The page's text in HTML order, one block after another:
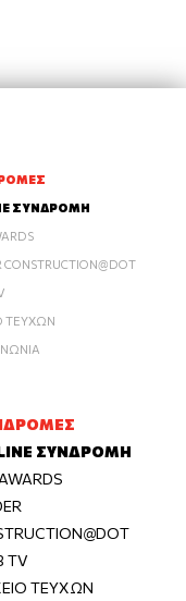
ΣΥΝΔΡΟΜΉ
CONSTRUCTION@DOT
ΤΕΥΧΏΝ
ΣΥΝΔΡΟΜΉ
TV
ΤΕΥΧΏΝ